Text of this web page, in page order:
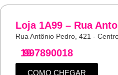
Loja 1A99 – Rua
Rua Antônio Pedro, 421 -
19
997890018
COMO CHEGAR